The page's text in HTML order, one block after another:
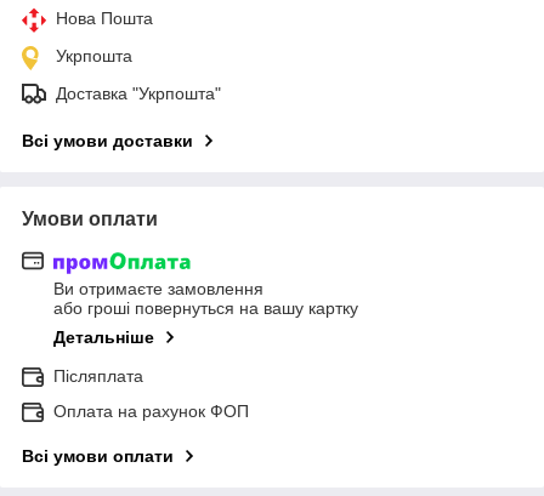
Нова Пошта
Укрпошта
Доставка "Укрпошта"
Всі умови доставки
Умови оплати
Ви отримаєте замовлення
або гроші повернуться на вашу картку
Детальніше
Післяплата
Оплата на рахунок ФОП
Всі умови оплати